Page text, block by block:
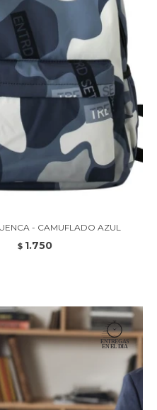
- CAMUFLADO AZUL
$ 1.750